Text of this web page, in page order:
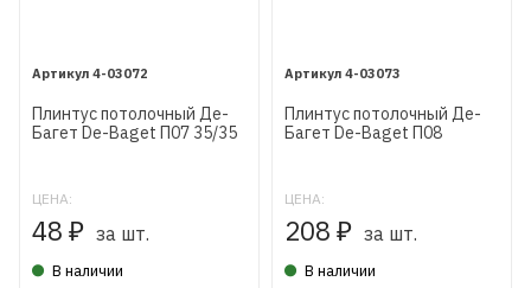
4-03072
Плинтус потолочный Де-
Багет De-Baget П07 35/35
ЦЕНА:
48 ₽ за шт.
В наличии
4-03073
Плинтус потолочный Де-
Багет De-Baget П08
ЦЕНА:
208 ₽ за шт.
В наличии